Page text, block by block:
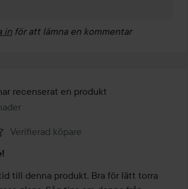
in för att lämna en kommentar
recenserat en produkt
skapades 11 månader
Verifierad köpare
till denna produkt. Bra för lätt torra